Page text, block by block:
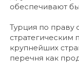
обеспечивают
Турция по праву
стратегическим
крупнейших
перечня как